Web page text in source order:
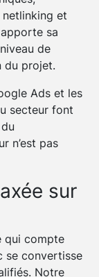
et
sa
de
du projet.
Ads et les
secteur font
n’est pas
sur
qui compte
se convertisse
Notre